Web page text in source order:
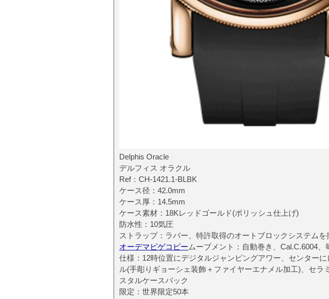
Delphis Oracle
デルフィス オラクル
Ref：CH-1421.1-BLBK
ケース径：42.0mm
ケース厚：14.5mm
ケース素材：18Kレッドゴールド(ポリッシュ仕上げ)
防水性：10気圧
ストラップ：ラバー、特許取得のオートブロックシステムを
オーデマピゲコピー ムーブメント：自動巻き、Cal.C.6004
仕様：12時位置にデジタルジャンピングアワー、センター
ル(手彫りギョーシェ装飾＋ファイヤーエナメル加工)、セ
スタルケースバック
限定：世界限定50本